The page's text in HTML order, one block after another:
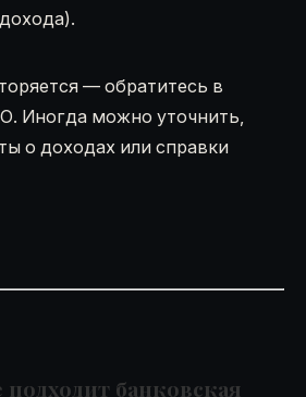
— обратитесь в
Иногда можно уточнить,
о доходах или справки
банковская